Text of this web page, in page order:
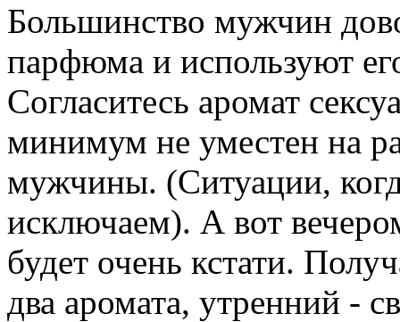
Большинство мужчин
парфюма и используют
Согласитесь аромат
минимум не уместен на
мужчины. (Ситуации,
исключаем). А вот
будет очень кстати.
два аромата, утренний -